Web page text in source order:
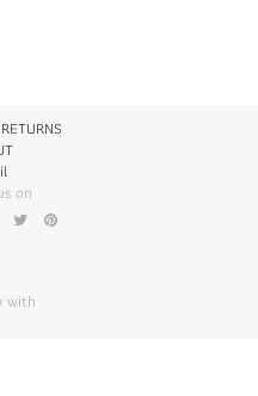
on
with